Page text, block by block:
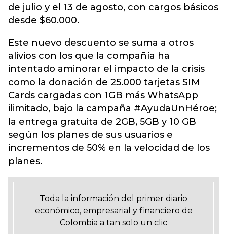
de julio y el 13 de agosto, con cargos básicos
desde $60.000.
Este nuevo descuento se suma a otros
alivios con los que la compañía ha
intentado aminorar el impacto de la crisis
como la donación de 25.000 tarjetas SIM
Cards cargadas con 1GB más WhatsApp
ilimitado, bajo la campaña #AyudaUnHéroe;
la entrega gratuita de 2GB, 5GB y 10 GB
según los planes de sus usuarios e
incrementos de 50% en la velocidad de los
planes.
Toda la información del primer diario
económico, empresarial y financiero de
Colombia a tan solo un clic